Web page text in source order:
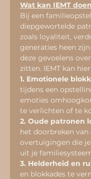
Wat kan IEMT
Bij een
diepgewortelde
zoals loyaliteit,
generaties heen
deze gevoelens
zitten. IEMT kan
1. Emotionele
tijdens een
emoties
te verlichten of te
2. Oude patronen
het doorbreken
overtuigingen die
uit je
3. Helderheid en
en blokkades te